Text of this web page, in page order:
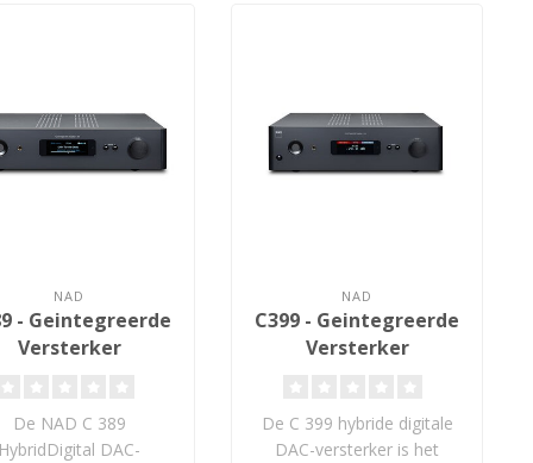
NAD
- Geintegreerde
Versterker
De NAD C 389
DAC-
NAD
C399 - Geintegreerde
Versterker
De C 399 hybride digitale
DAC-versterker is het